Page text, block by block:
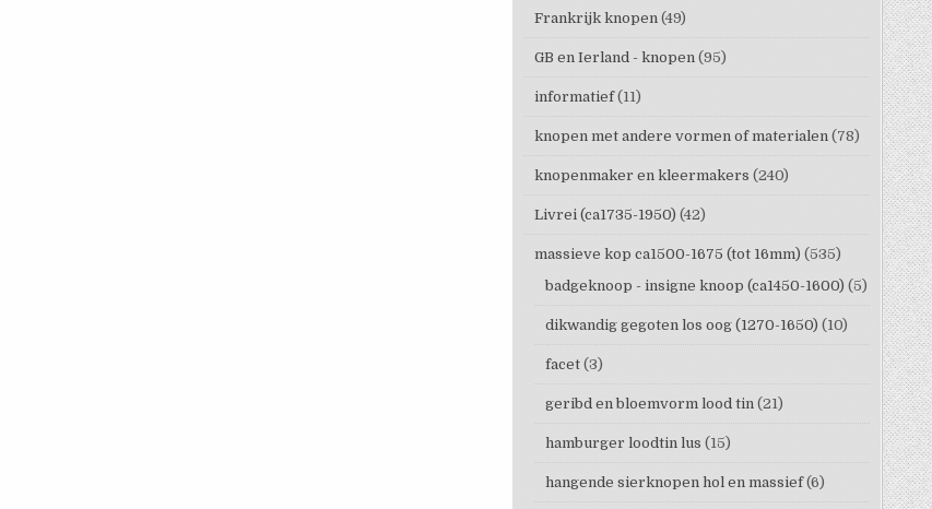
Frankrijk knopen (49)
GB en Ierland - knopen (95)
informatief (11)
knopen met andere vormen of materialen (78)
knopenmaker en kleermakers (240)
Livrei (ca1735-1950) (42)
massieve kop ca1500-1675 (tot 16mm) (535)
badgeknoop - insigne knoop (ca1450-1600) (5)
dikwandig gegoten los oog (1270-1650) (10)
facet (3)
geribd en bloemvorm lood tin (21)
hamburger loodtin lus (15)
hangende sierknopen hol en massief (6)